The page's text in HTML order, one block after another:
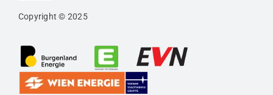
Kontakt
Impressum
Copyright © 2025